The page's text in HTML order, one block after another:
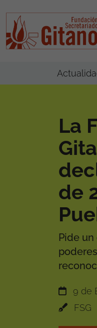
La
de
Pide
9 de
FSG